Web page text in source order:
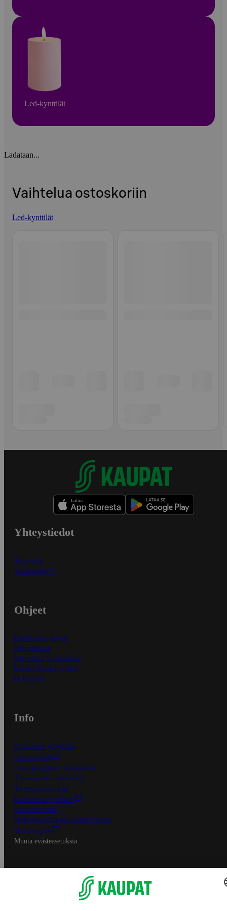
Led-kynttilät
Ladataan...
Vaihtelua ostoskoriin
Led-kynttilät
Yhteystiedot
Myymälät
Asiakaspalvelu
Ohjeet
Ensitilaajan ohjeet
Näin maksat
Näin tilaat ja muokkaat
Kaikki ohjeet ja vinkit
In English
Info
S-Business yrityksille
Oiva-raportit
Osuuskauppojen yhteystiedot
Tilaus- ja toimitusehdot
Tietosuojakäytäntö
Palvelun käyttöehdot
Saavutettavuus
Mobiilisovelluksen saavutettavuus
Mainostajalle
Muuta evästeasetuksia
S-ryhmän palvelut